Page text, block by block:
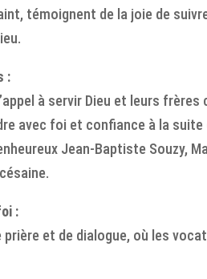
témoignent de la joie de
:
à servir Dieu et leurs
avec foi et confiance à la
Jean-Baptiste Souzy,
:
prière et de dialogue, où les